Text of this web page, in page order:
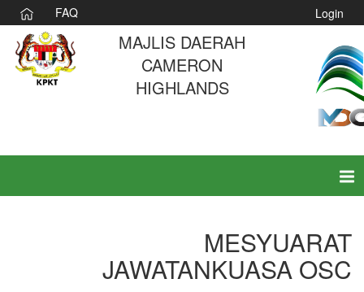
FAQ Login
MAJLIS DAERAH
CAMERON
HIGHLANDS
MESYUARAT
JAWATANKUASA OSC